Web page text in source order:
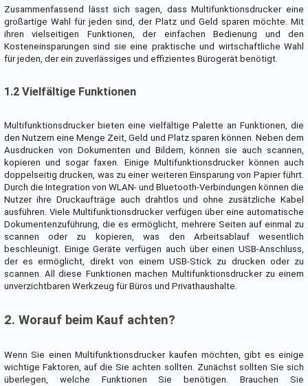
Zusammenfassend lässt sich sagen, dass Multifunktionsdrucker eine
großartige Wahl für jeden sind, der Platz und Geld sparen möchte. Mit
ihren vielseitigen Funktionen, der einfachen Bedienung und den
Kosteneinsparungen sind sie eine praktische und wirtschaftliche Wahl
für jeden, der ein zuverlässiges und effizientes Bürogerät benötigt.
1.2 Vielfältige Funktionen
Multifunktionsdrucker bieten eine vielfältige Palette an Funktionen, die
den Nutzern eine Menge Zeit, Geld und Platz sparen können. Neben dem
Ausdrucken von Dokumenten und Bildern, können sie auch scannen,
kopieren und sogar faxen. Einige Multifunktionsdrucker können auch
doppelseitig drucken, was zu einer weiteren Einsparung von Papier führt.
Durch die Integration von WLAN- und Bluetooth-Verbindungen können die
Nutzer ihre Druckaufträge auch drahtlos und ohne zusätzliche Kabel
ausführen. Viele Multifunktionsdrucker verfügen über eine automatische
Dokumentenzuführung, die es ermöglicht, mehrere Seiten auf einmal zu
scannen oder zu kopieren, was den Arbeitsablauf wesentlich
beschleunigt. Einige Geräte verfügen auch über einen USB-Anschluss,
der es ermöglicht, direkt von einem USB-Stick zu drucken oder zu
scannen. All diese Funktionen machen Multifunktionsdrucker zu einem
unverzichtbaren Werkzeug für Büros und Privathaushalte.
2. Worauf beim Kauf achten?
Wenn Sie einen Multifunktionsdrucker kaufen möchten, gibt es einige
wichtige Faktoren, auf die Sie achten sollten. Zunächst sollten Sie sich
überlegen, welche Funktionen Sie benötigen. Brauchen Sie